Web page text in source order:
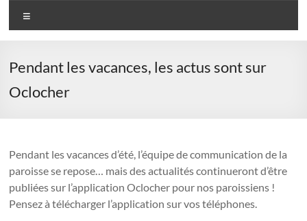
Pendant les vacances, les actus sont sur
Oclocher
Pendant les vacances d’été, l’équipe de communication de la
paroisse se repose… mais des actualités continueront d’être
publiées sur l’application Oclocher pour nos paroissiens !
Pensez à télécharger l’application sur vos téléphones.